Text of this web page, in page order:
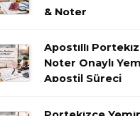
& Noter
Apostilli
Noter Onaylı
Apostil Süreci